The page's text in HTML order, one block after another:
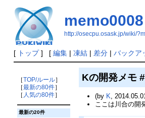
memo0008
http://osecpu.osask.jp/wiki/
[ トップ] [ 編集| 凍結| 差分| バックア
［TOP/ルール］
［最新の80件］
［ 人気の80件］
最新の20件
Kの開発メモ
(by K ,
ここは川合の開